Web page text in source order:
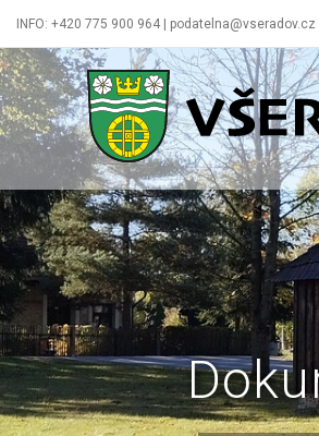
INFO: +420 775 900 964 | podatelna@vseradov.cz
Všeradov